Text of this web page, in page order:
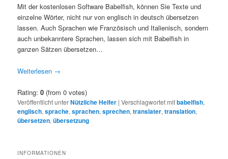
Mit der kostenlosen Software Babelfish, können Sie Texte und
einzelne Wörter, nicht nur von englisch in deutsch übersetzen
lassen. Auch Sprachen wie Französisch und Italienisch, sondern
auch unbekanntere Sprachen, lassen sich mit Babelfish in
ganzen Sätzen übersetzen…
Weiterlesen →
Rating:0 (from 0 votes)
Veröffentlicht unterNützliche Helfer |Verschlagwortet mitbabelfish,
englisch,sprache,sprachen,sprechen,translater,translation,
übersetzen,übersetzung
INFORMATIONEN